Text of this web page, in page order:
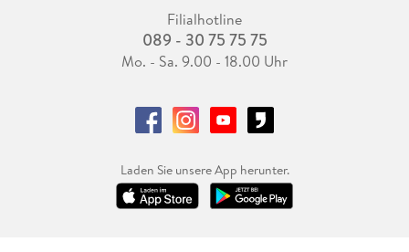
Filialhotline
089 - 30 75 75 75
Mo. - Sa. 9.00 - 18.00 Uhr
Laden Sie unsere App herunter.